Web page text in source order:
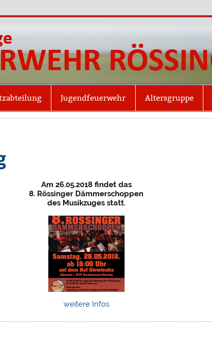
Jugendfeuerwehr Altersgruppe
Am 26.05.2018 findet das
8. Rössinger Dämmerschoppen
des Musikzuges statt.
weitere Infos